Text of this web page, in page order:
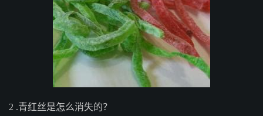
2 .青红丝是怎么消失的？